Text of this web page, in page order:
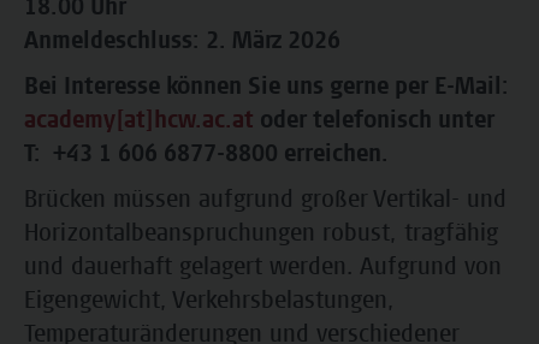
18.00 Uhr
Anmeldeschluss: 2. März 2026
Bei Interesse können Sie uns gerne per E-Mail:
academy[at]hcw.ac.at oder telefonisch unter
T: +43 1 606 6877-8800 erreichen.
Brücken müssen aufgrund großer Vertikal- und
Horizontalbeanspruchungen robust, tragfähig
und dauerhaft gelagert werden. Aufgrund von
Eigengewicht, Verkehrsbelastungen,
Temperaturänderungen und verschiedener